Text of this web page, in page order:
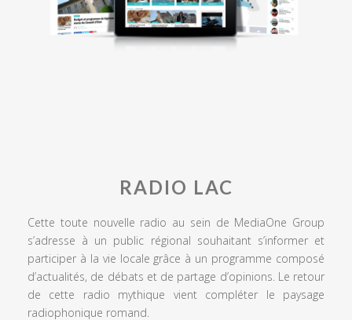
RADIO LAC
Cette toute nouvelle radio au sein de MediaOne Group
s’adresse à un public régional souhaitant s’informer et
participer à la vie locale grâce à un programme composé
d’actualités, de débats et de partage d’opinions. Le retour
de cette radio mythique vient compléter le paysage
radiophonique romand.